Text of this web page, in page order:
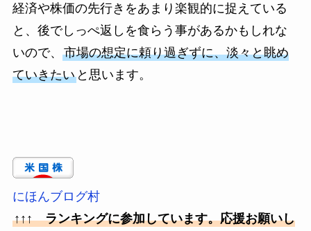
経済や株価の先行きをあまり楽観的に捉えている
と、後でしっぺ返しを食らう事があるかもしれな
いので、 市場の想定に頼り過ぎずに、淡々と眺め
ていきたいと思います。
にほんブログ村
↑↑↑ ランキングに参加しています。応援お願いし